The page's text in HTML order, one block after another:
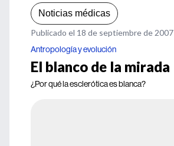
Noticias médicas
Publicado el 18 de septiembre de 2007
Antropología y evolución
El blanco de la mirada
¿Por qué la esclerótica es blanca?